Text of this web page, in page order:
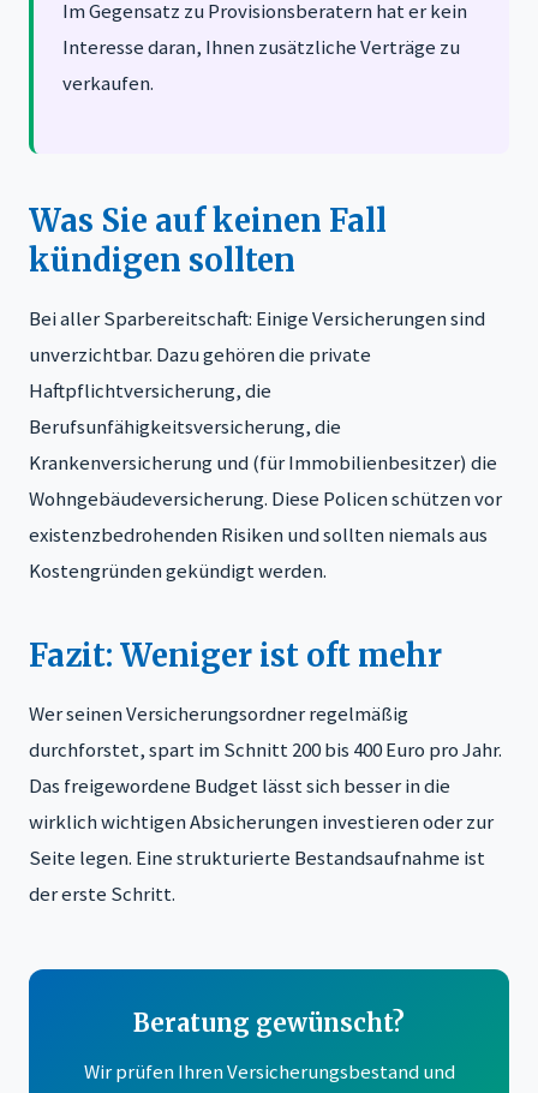
Im Gegensatz zu Provisionsberatern hat er kein
Interesse daran, Ihnen zusätzliche Verträge zu
verkaufen.
Was Sie auf keinen Fall
kündigen sollten
Bei aller Sparbereitschaft: Einige Versicherungen sind
unverzichtbar. Dazu gehören die private
Haftpflichtversicherung, die
Berufsunfähigkeitsversicherung, die
Krankenversicherung und (für Immobilienbesitzer) die
Wohngebäudeversicherung. Diese Policen schützen vor
existenzbedrohenden Risiken und sollten niemals aus
Kostengründen gekündigt werden.
Fazit: Weniger ist oft mehr
Wer seinen Versicherungsordner regelmäßig
durchforstet, spart im Schnitt 200 bis 400 Euro pro Jahr.
Das freigewordene Budget lässt sich besser in die
wirklich wichtigen Absicherungen investieren oder zur
Seite legen. Eine strukturierte Bestandsaufnahme ist
der erste Schritt.
Beratung gewünscht?
Wir prüfen Ihren Versicherungsbestand und